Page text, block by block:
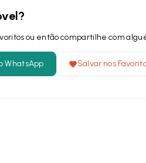
ou então compartilhe com
WhatsApp Salvar nos